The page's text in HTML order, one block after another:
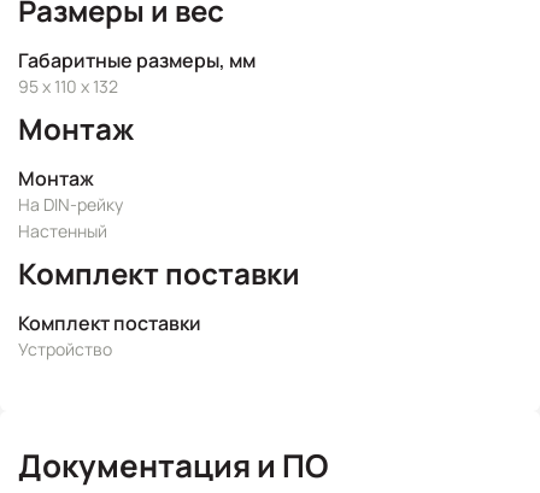
Размеры и вес
Габаритные размеры, мм
95 x 110 x 132
Монтаж
Монтаж
На DIN-рейку
Настенный
Комплект поставки
Комплект поставки
Устройство
Документация и ПО